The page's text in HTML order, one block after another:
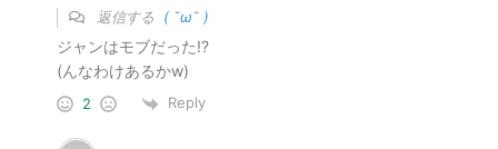
返信する ( ˘ω˘ )
ジャンはモブだった!?
(んなわけあるかw)
2 Reply